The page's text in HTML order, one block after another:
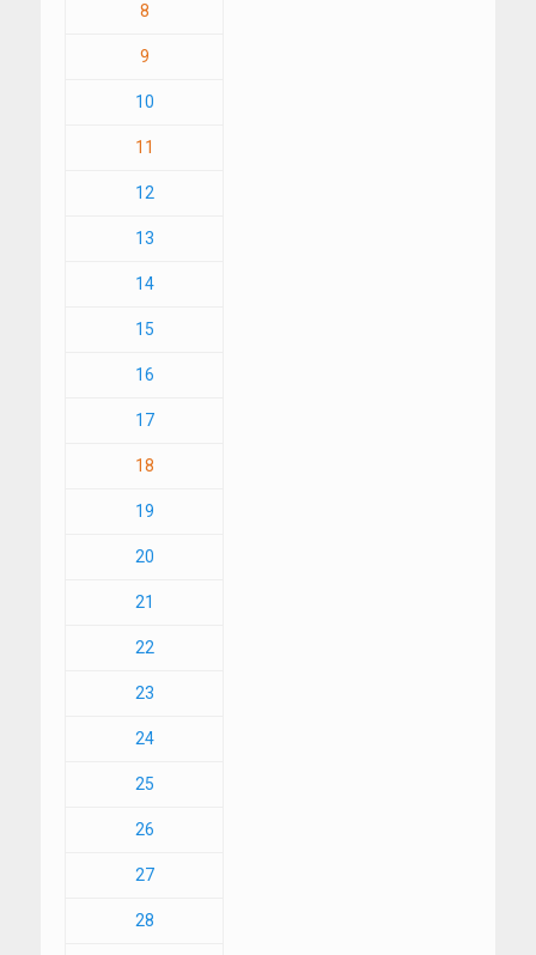
8
9
10
11
12
13
14
15
16
17
18
19
20
21
22
23
24
25
26
27
28